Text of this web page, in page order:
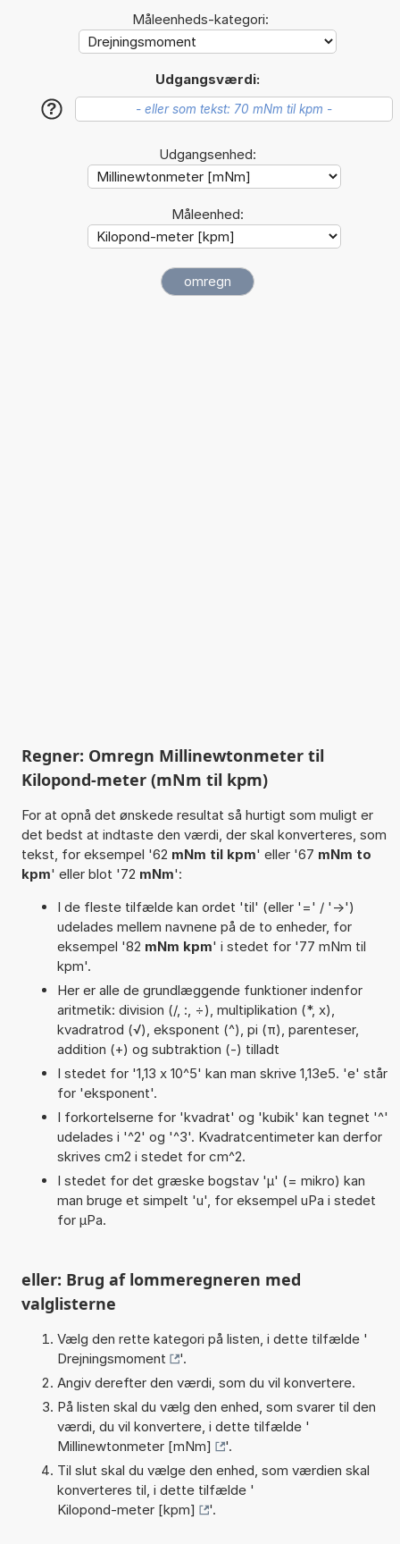
Måleenheds-kategori:
Udgangsværdi:
?
Udgangsenhed:
Måleenhed:
Regner: Omregn Millinewtonmeter til
Kilopond-meter (mNm til kpm)
For at opnå det ønskede resultat så hurtigt som muligt er
det bedst at indtaste den værdi, der skal konverteres, som
tekst, for eksempel '62 mNm til kpm' eller '67 mNm to
kpm' eller blot '72 mNm':
I de fleste tilfælde kan ordet 'til' (eller '=' / '->')
udelades mellem navnene på de to enheder, for
eksempel '82 mNm kpm' i stedet for '77 mNm til
kpm'.
Her er alle de grundlæggende funktioner indenfor
aritmetik: division (/, :, ÷), multiplikation (*, x),
kvadratrod (√), eksponent (^), pi (π), parenteser,
addition (+) og subtraktion (-) tilladt
I stedet for '1,13 x 10^5' kan man skrive 1,13e5. 'e' står
for 'eksponent'.
I forkortelserne for 'kvadrat' og 'kubik' kan tegnet '^'
udelades i '^2' og '^3'. Kvadratcentimeter kan derfor
skrives cm2 i stedet for cm^2.
I stedet for det græske bogstav 'µ' (= mikro) kan
man bruge et simpelt 'u', for eksempel uPa i stedet
for µPa.
eller: Brug af lommeregneren med
valglisterne
Vælg den rette kategori på listen, i dette tilfælde '
Drejningsmoment
'.
Angiv derefter den værdi, som du vil konvertere.
På listen skal du vælg den enhed, som svarer til den
værdi, du vil konvertere, i dette tilfælde '
Millinewtonmeter [mNm]
'.
Til slut skal du vælge den enhed, som værdien skal
konverteres til, i dette tilfælde '
Kilopond-meter [kpm]
'.